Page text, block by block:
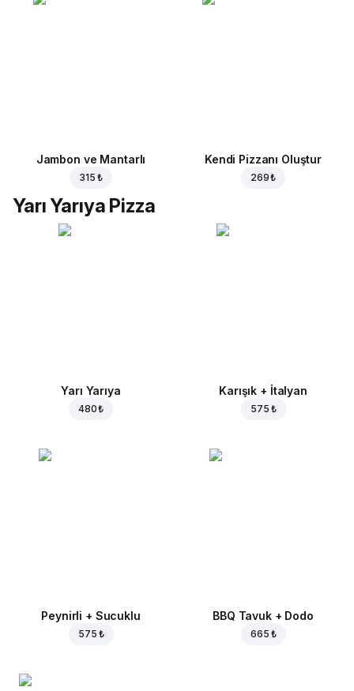
Jambon ve Mantarlı
315 ₺
Kendi Pizzanı Oluştur
269 ₺
Yarı Yarıya Pizza
Yarı Yarıya
480 ₺
Karışık + İtalyan
575 ₺
Peynirli + Sucuklu
575 ₺
BBQ Tavuk + Dodo
665 ₺